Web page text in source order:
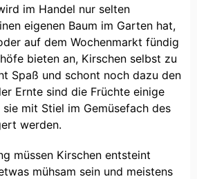
im Handel nur selten
eigenen Baum im Garten hat,
auf dem Wochenmarkt fündig
bieten an, Kirschen selbst zu
Spaß und schont noch dazu den
Ernte sind die Früchte einige
mit Stiel im Gemüsefach des
werden.
müssen Kirschen entsteint
mühsam sein und meistens